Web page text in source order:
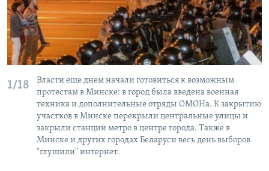
1/18
Власти еще днем начали готовиться к возможным
протестам в Минске: в город была введена военная
техника и дополнительные отряды ОМОНа. К закрытию
участков в Минске перекрыли центральные улицы и
закрыли станции метро в центре города. Также в
Минске и других городах Беларуси весь день выборов
"глушили" интернет.